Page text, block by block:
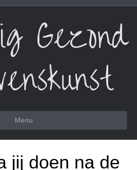
Gezond
Menu
jij doen na de